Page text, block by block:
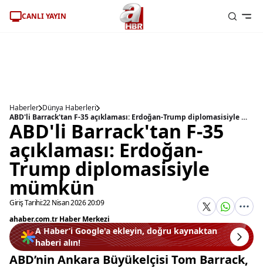
CANLI YAYIN
Haberler Dünya Haberleri
ABD'li Barrack'tan F-35 açıklaması: Erdoğan-Trump diplomasisiyle mümkün
ABD'li Barrack'tan F-35
açıklaması: Erdoğan-
Trump diplomasisiyle
mümkün
Giriş Tarihi:22 Nisan 2026 20:09
ahaber.com.tr Haber Merkezi
A Haber’i Google'a ekleyin, doğru kaynaktan
haberi alın!
ABD’nin Ankara Büyükelçisi Tom Barrack,